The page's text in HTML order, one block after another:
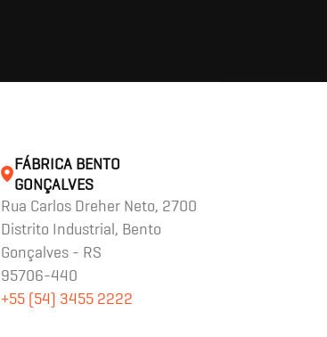
FÁBRICA BENTO
GONÇALVES
Rua Carlos Dreher Neto, 2700
Distrito Industrial, Bento
Gonçalves - RS
95706-440
+55 (54) 3455 2222